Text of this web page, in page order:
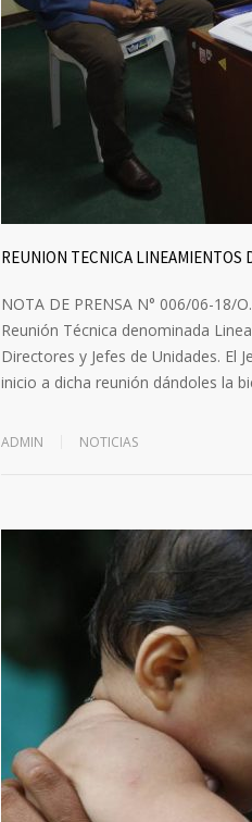
REUNION TECNICA LINEAMIENTOS
NOTA DE PRENSA N° 006/06-18/
Reunión Técnica denominada
Directores y Jefes de Unidades. El
inicio a dicha reunión dándoles la
ADMIN NOTICIAS